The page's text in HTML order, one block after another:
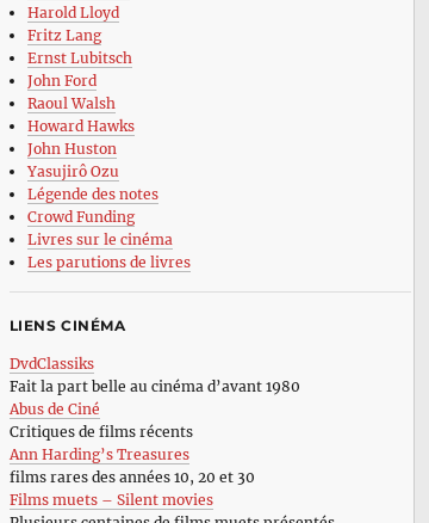
Harold Lloyd
Fritz Lang
Ernst Lubitsch
John Ford
Raoul Walsh
Howard Hawks
John Huston
Yasujirô Ozu
Légende des notes
Crowd Funding
Livres sur le cinéma
Les parutions de livres
LIENS CINÉMA
DvdClassiks
Fait la part belle au cinéma d’avant 1980
Abus de Ciné
Critiques de films récents
Ann Harding’s Treasures
films rares des années 10, 20 et 30
Films muets – Silent movies